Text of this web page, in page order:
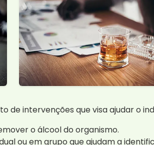
intervenções que visa ajudar o
o álcool do organismo.
ou em grupo que ajudam a